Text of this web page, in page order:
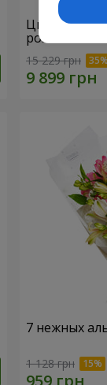
Цветы в
роза"
15 229 грн
7 нежных
1 128 грн